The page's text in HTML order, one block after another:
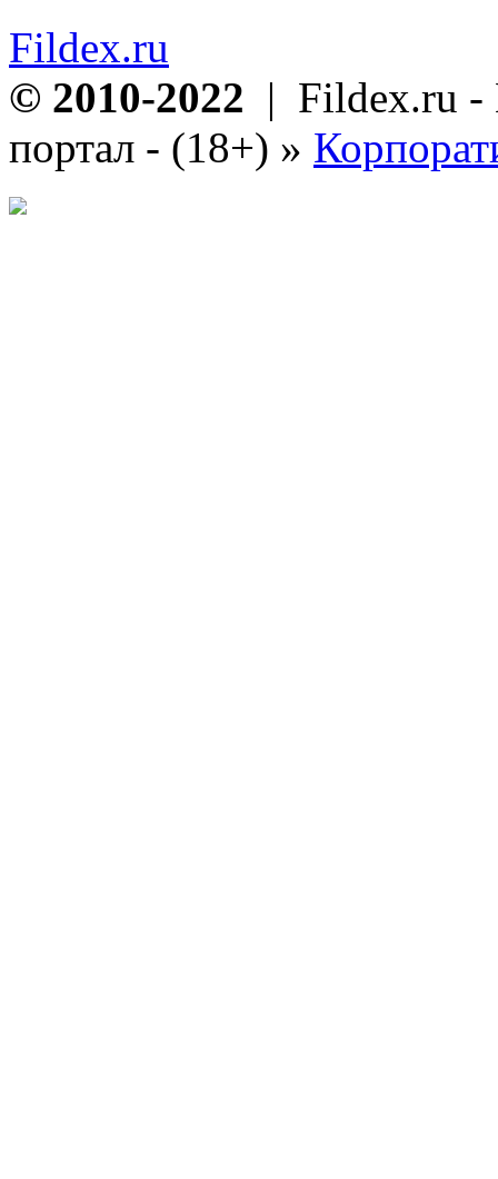
Fildex.ru
© 2010-2022 | Fildex.ru -
портал - (18+) »